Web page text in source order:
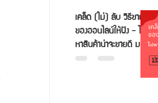
เคล็ด (ไม่) ลับ วิธีขาย
ของออนไลน์ให้ปัง - ไป
หาสินค้าน่าจะขายดี มา
ขายออนไลน์กัน!!